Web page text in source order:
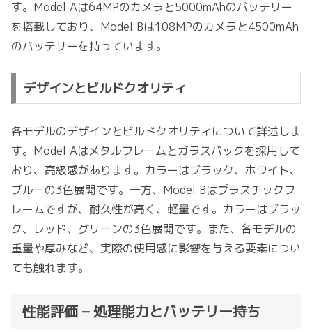
す。Model Aは64MPのカメラと5000mAhのバッテリー
を搭載しており、Model Bは108MPのカメラと4500mAh
のバッテリーを持っています。
デザインとビルドクオリティ
各モデルのデザインとビルドクオリティについて詳述しま
す。Model Aはメタルフレームとガラスバックを採用して
おり、高級感があります。カラーはブラック、ホワイト、
ブルーの3色展開です。一方、Model Bはプラスチックフ
レームですが、耐久性が高く、軽量です。カラーはブラッ
ク、レッド、グリーンの3色展開です。また、各モデルの
重量や厚みなど、実際の使用感に影響を与える要素につい
ても触れます。
性能評価 – 処理能力とバッテリー持ち